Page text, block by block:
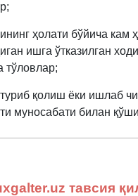
ҳолати бўйича кам
ишга ўтказилган
тўловлар;
қолиш ёки ишлаб
муносабати билан
тавсия